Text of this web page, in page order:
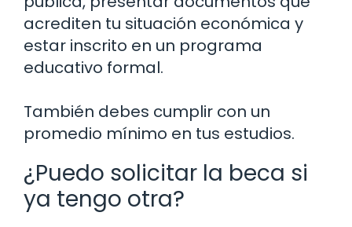
acrediten tu situación económica y
estar inscrito en un programa
educativo formal.
También debes cumplir con un
promedio mínimo en tus estudios.
¿Puedo solicitar la beca si
ya tengo otra?